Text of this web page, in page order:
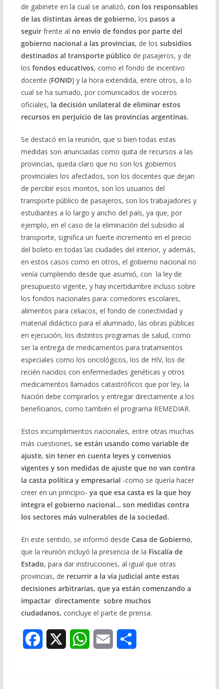
de gabinete en la cual se analizó, con los responsables
de las distintas áreas de gobierno, los pasos a
seguirfrente al no envío de fondos por parte del
gobierno nacional a las provincias, de los subsidios
destinados al transporte público de pasajeros, y de
los fondos educativos, como el fondo de incentivo
docente (FONID) y la hora extendida, entre otros, a lo
cual se ha sumado, por comunicados de voceros
oficiales, la decisión unilateral de eliminar estos
recursos en perjuicio de las provincias argentinas.
Se destacó en la reunión, que si bien todas estas
medidas son anunciadas como quita de recursos a las
provincias, queda claro que no son los gobiernos
provinciales los afectados, son los docentes que dejan
de percibir esos montos, son los usuarios del
transporte público de pasajeros, son los trabajadores y
estudiantes a lo largo y ancho del país, ya que, por
ejemplo, en el caso de la eliminación del subsidio al
transporte, significa un fuerte incremento en el precio
del boleto en todas las ciudades del interior, y además,
en estos casos como en otros, el gobierno nacional no
venía cumpliendo desde que asumió, con la ley de
presupuesto vigente, y hay incertidumbre incluso sobre
los fondos nacionales para: comedores escolares,
alimentos para celiacos, el fondo de conectividad y
material didáctico para el alumnado, las obras públicas
en ejecución, los distintos programas de salud, como
ser la entrega de medicamentos para tratamientos
especiales como los oncológicos, los de HIV, los de
recién nacidos con enfermedades genéticas y otros
medicamentos llamados catastróficos que por ley, la
Nación debe comprarlos y entregar directamente a los
beneficiarios, como también el programa REMEDIAR.
Estos incumplimientos nacionales, entre otras muchas
más cuestiones, se están usando como variable de
ajuste, sin tener en cuenta leyes y convenios
vigentes y son medidas de ajuste que no van contra
la casta política y empresarial -como se quería hacer
creer en un principio- ya que esa casta es la que hoy
integra el gobierno nacional… son medidas contra
los sectores más vulnerables de la sociedad.
En este sentido, se informó desde Casa de Gobierno,
que la reunión incluyó la presencia de la Fiscalía de
Estado, para dar instrucciones, al igual que otras
provincias, de recurrir a la vía judicial ante estas
decisiones arbitrarias, que ya están comenzando a
impactar directamente sobre muchos
ciudadanos, concluye el parte de prensa.
W